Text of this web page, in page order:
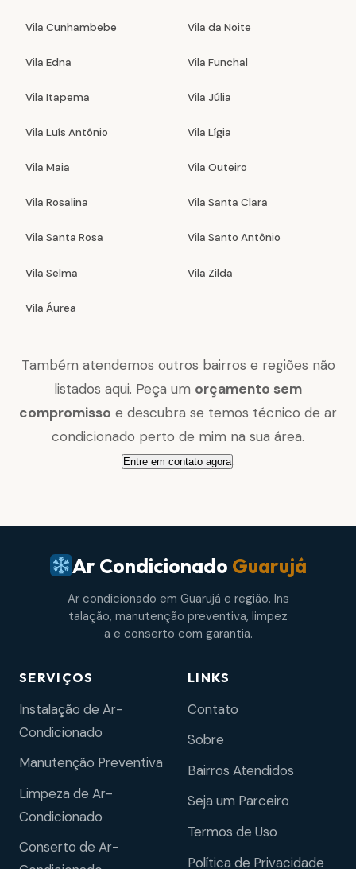
Vila Cunhambebe Vila da Noite
Vila Edna Vila Funchal
Vila Itapema Vila Júlia
Vila Luís Antônio Vila Lígia
Vila Maia Vila Outeiro
Vila Rosalina Vila Santa Clara
Vila Santa Rosa Vila Santo Antônio
Vila Selma Vila Zilda
Vila Áurea
Também atendemos outros bairros e regiões não
listados aqui. Peça um orçamento sem
compromisso e descubra se temos técnico de ar
condicionado perto de mim na sua área.
Entre em contato agora.
Ar Condicionado Guarujá
Ar condicionado em Guarujá e região. Ins
talação, manutenção preventiva, limpez
a e conserto com garantia.
SERVIÇOS
Instalação de Ar-
Condicionado
Manutenção Preventiva
Limpeza de Ar-
Condicionado
Conserto de Ar-
LINKS
Contato
Sobre
Bairros Atendidos
Seja um Parceiro
Termos de Uso
Política de Privacidade